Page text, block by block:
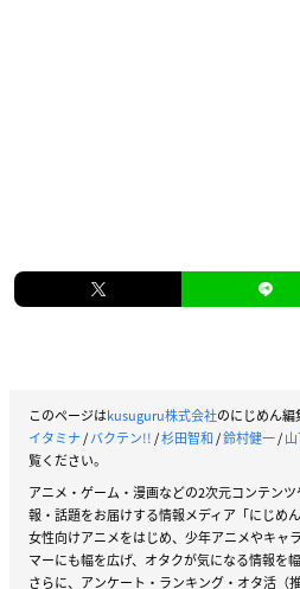
名前が彼をそのまま表しているなと
雪は天気や温度によって表情を変
さ、ゾッとする怖さ、まっしろに
高瀬亨：CV小西克幸さん
シロ高男子新体操部のキャプテン
校3年生。青森出身。
このページはkusuguru株式会社のにじめん編
イタミナ/バクテン!!/杉田智和/鈴村健一/
覧ください。
アニメ・ゲーム・漫画などの2次元コンテン
報・話題をお届けする情報メディア「にじめん
女性向けアニメをはじめ、少年アニメやキャ
マーにも幅を広げ、オタクが気になる情報を
さらに、アンケート・ランキング・オタ活（